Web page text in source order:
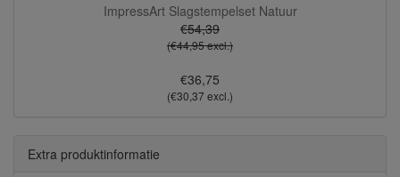
ImpressArt Slagstempelset Natuur
€54,39
(€44,95 excl.)
€36,75
(€30,37 excl.)
Extra produktinformatie